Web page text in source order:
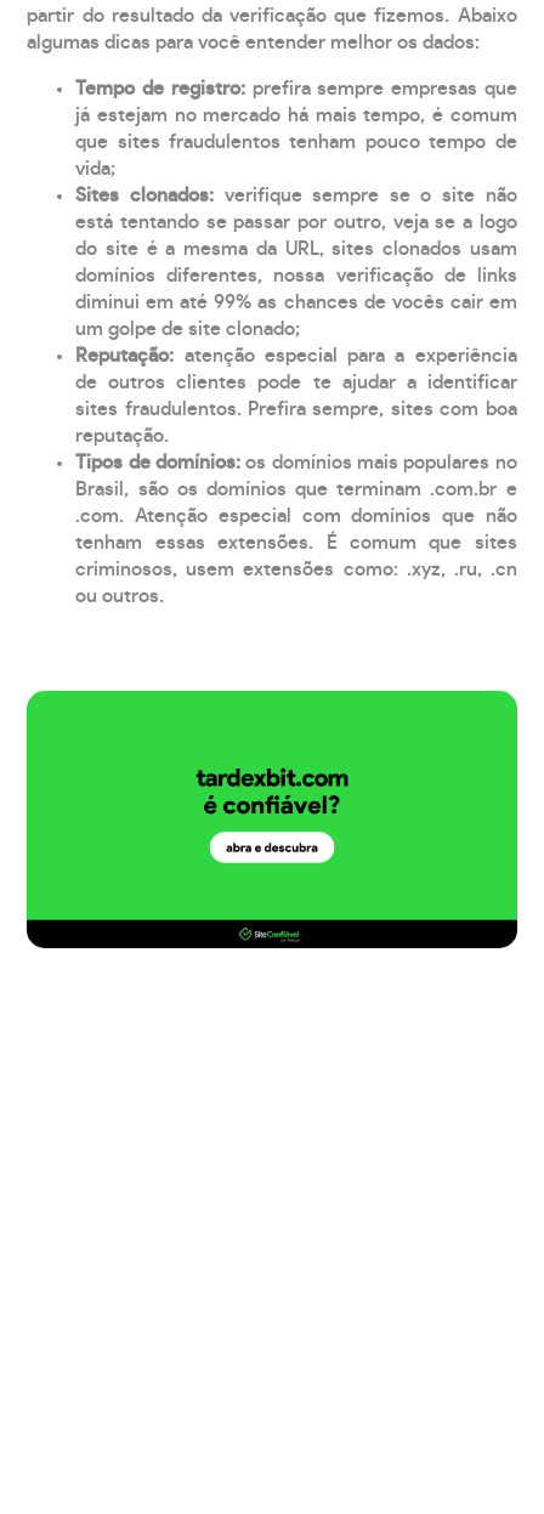
partir do resultado da verificação que fizemos. Abaixo
algumas dicas para você entender melhor os dados:
Tempo de registro: prefira sempre empresas que
já estejam no mercado há mais tempo, é comum
que sites fraudulentos tenham pouco tempo de
vida;
Sites clonados: verifique sempre se o site não
está tentando se passar por outro, veja se a logo
do site é a mesma da URL, sites clonados usam
domínios diferentes, nossa verificação de links
diminui em até 99% as chances de vocês cair em
um golpe de site clonado;
Reputação: atenção especial para a experiência
de outros clientes pode te ajudar a identificar
sites fraudulentos. Prefira sempre, sites com boa
reputação.
Tipos de domínios:os domínios mais populares no
Brasil, são os domínios que terminam .com.br e
.com. Atenção especial com domínios que não
tenham essas extensões. É comum que sites
criminosos, usem extensões como: .xyz, .ru, .cn
ou outros.